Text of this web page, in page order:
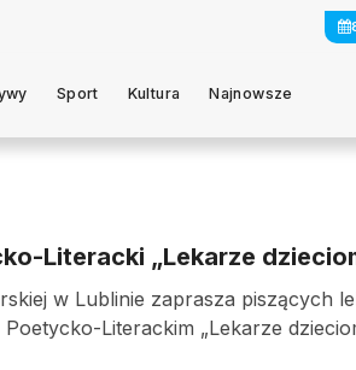
Sport Kultura Najnowsze
Literacki „Lekarze
w Lublinie zaprasza piszących
Literackim „Lekarze